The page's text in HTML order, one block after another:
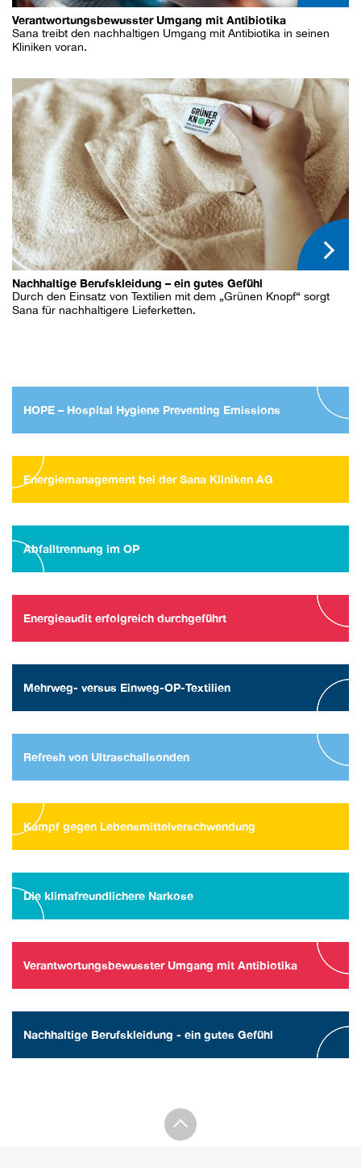
Verantwortungsbewusster Umgang mit Antibiotika
Sana treibt den nachhaltigen Umgang mit Antibiotika in seinen
Kliniken voran.
Nachhaltige Berufskleidung – ein gutes Gefühl
Durch den Einsatz von Textilien mit dem „Grünen Knopf“ sorgt
Sana für nachhaltigere Lieferketten.
HOPE – Hospital Hygiene Preventing Emissions
Energiemanagement bei der Sana Kliniken AG
Abfalltrennung im OP
Energieaudit erfolgreich durchgeführt
Mehrweg- versus Einweg-OP-Textilien
Refresh von Ultraschallsonden
Kampf gegen Lebensmittelverschwendung
Die klimafreundlichere Narkose
Verantwortungsbewusster Umgang mit Antibiotika
Nachhaltige Berufskleidung - ein gutes Gefühl